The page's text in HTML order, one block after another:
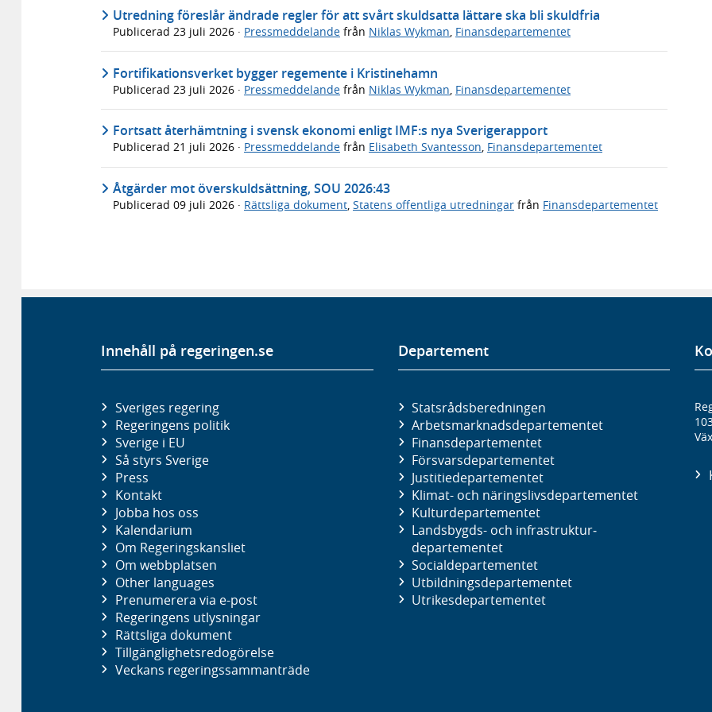
Utredning föreslår ändrade regler för att svårt skuldsatta lättare ska bli skuldfria
Publicerad 23 juli 2026 · Pressmeddelande från Niklas Wykman, Finansdepartementet
Fortifikationsverket bygger regemente i Kristinehamn
Publicerad 23 juli 2026 · Pressmeddelande från Niklas Wykman Finansdepartementet
Fortsatt återhämtning i svensk ekonomi enligt IMF:s nya Sverigerapport
Publicerad 21 juli 2026 · Pressmeddelande från Elisabeth Svantesson, Finansdepartementet
Åtgärder mot överskuldsättning, SOU 2026:43
Publicerad 09 juli 2026 · Rättsliga dokument, Statens offentliga utredningar från Finansdepartementet
Innehåll på regeringen.se
Sveriges regering
Regeringens politik
Sverige i EU
Så styrs Sverige
Press
Kontakt
Jobba hos oss
Kalendarium
Om Regeringskansliet
Om webbplatsen
Other languages
Prenumerera via e-post
Regeringens utlysningar
Rättsliga dokument
Tillgänglighetsredogörelse
Veckans regeringssammanträde
Departement
Statsrådsberedningen
Arbetsmarknads­departementet
Finans­departementet
Försvars­departementet
Justitie­departementet
Klimat- och näringslivs­departementet
Kultur­departementet
Landsbygds- och infrastruktur­
departementet
Social­departementet
Utbildnings­departementet
Utrikes­departementet